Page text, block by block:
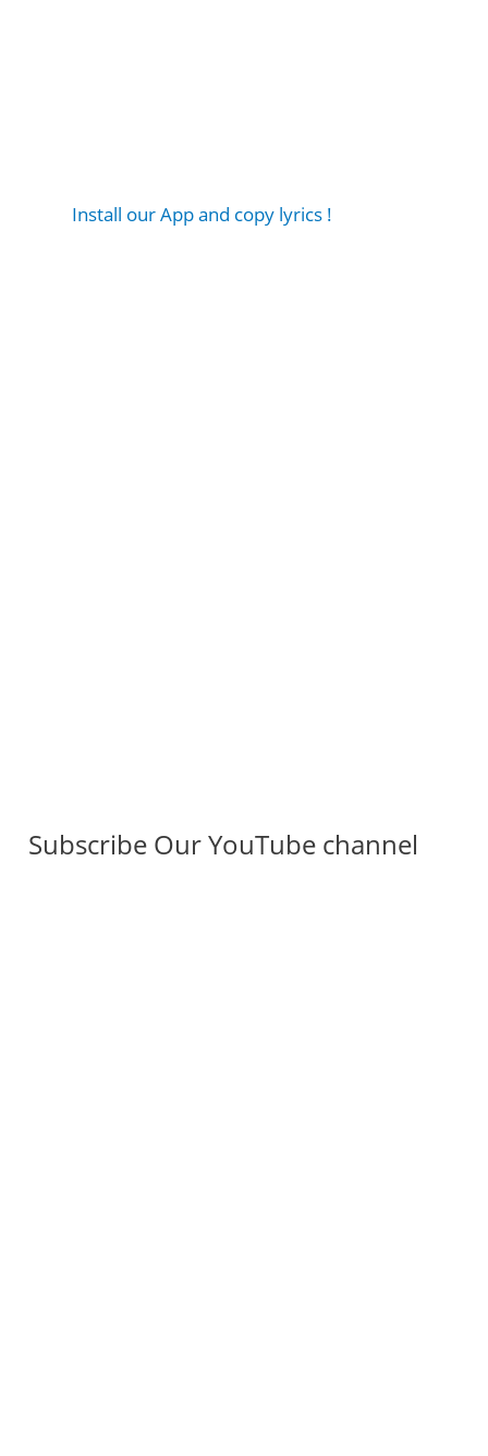
Install our App and copy lyrics !
Subscribe Our YouTube channel